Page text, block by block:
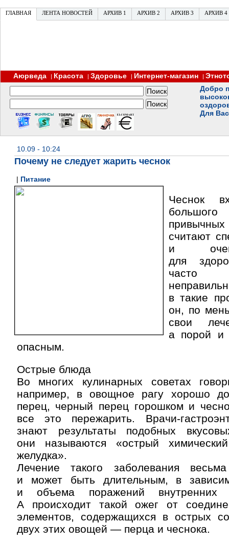
ГЛАВНАЯ ЛЕНТА НОВОСТЕЙ АРХИВ 1 АРХИВ 2 АРХИВ 3 АРХИВ 4
Аюрведа | Красота | Здоровье | Интернет-магазин |
Добро
Для
10.09 - 10:24
Почему не следует жарить чеснок
| Питание
Чеснок
считают
и
для
часто
в такие
он, по
свои
а порой и
опасным.
Острые блюда
Во многих кулинарных советах
например, в овощное рагу хорошо
перец, черный перец горошком и
все это пережарить. Врачи-
знают результаты подобных
они называются «острый
желудка».
Лечение такого заболевания
и может быть длительным, в
и объема поражений внутренних
А происходит такой ожег от
элементов, содержащихся в острых
двух этих овощей — перца и чеснока.